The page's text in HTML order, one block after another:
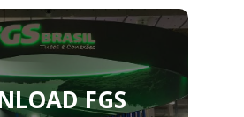
FGS